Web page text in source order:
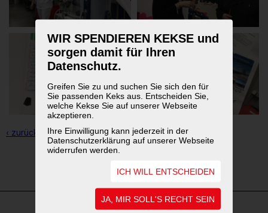
WIR SPENDIEREN KEKSE und
sorgen damit für Ihren
Datenschutz.
Greifen Sie zu und suchen Sie sich den für
Sie passenden Keks aus. Entscheiden Sie,
welche Kekse Sie auf unserer Webseite
akzeptieren.
Ihre Einwilligung kann jederzeit in der
Datenschutzerklärung auf unserer Webseite
widerrufen werden.
ICH WILL ENTSCHEIDEN
JA, MIR SOLL'S RECHT SEIN
‹ zurück zur Übersicht